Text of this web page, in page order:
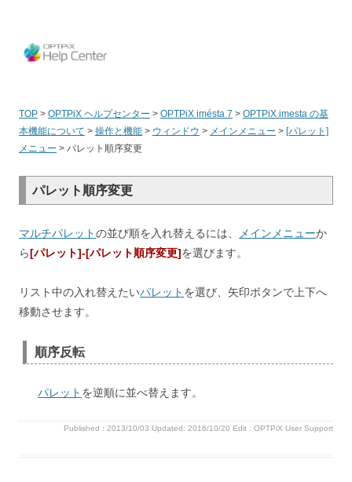
TOP > OPTPiX ヘルプセンター > OPTPiX imésta 7 > OPTPiX imesta の基
本機能について > 操作と機能 > ウィンドウ > メインメニュー > [パレット]
メニュー > パレット順序変更
パレット順序変更
マルチパレットの並び順を入れ替えるには、 メインメニューか
ら[パレット]-[パレット順序変更]を選びます。
リスト中の入れ替えたいパレット を選び、矢印ボタンで上下へ
移動させます。
順序反転
パレット を逆順に並べ替えます。
Published : 2013/10/03 Updated: 2016/10/20 Edit : OPTPiX User Support